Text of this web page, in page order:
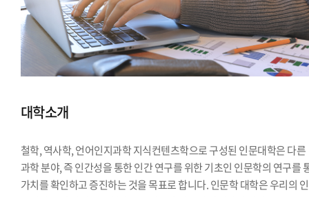
대학소개
철학, 역사학, 언어인지과학 지식컨텐츠학으로 구성된 인문대학은 다른
과학 분야, 즉 인간성을 통한 인간 연구를 위한 기초인 인문학의 연구를
가치를 확인하고 증진하는 것을 목표로 합니다. 인문학 대학은 우리의